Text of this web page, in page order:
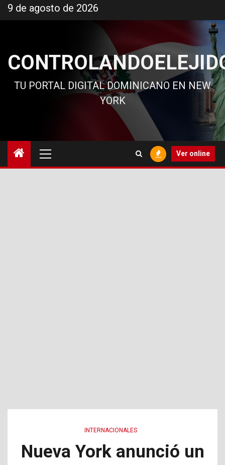
al
9 de agosto de 2026
TU PORTAL DIGITAL DOMINICANO EN NEW
YORK
principal
Ver online
INTERNACIONALES
Nueva York anunció un